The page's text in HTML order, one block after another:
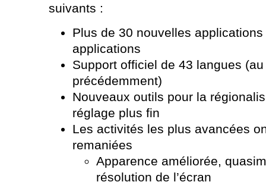
suivants :
Plus de 30 nouvelles
applications
Support officiel de 43 langues
précédemment)
Nouveaux outils pour la
réglage plus fin
Les activités les plus avancées
remaniées
Apparence améliorée,
résolution de l’écran